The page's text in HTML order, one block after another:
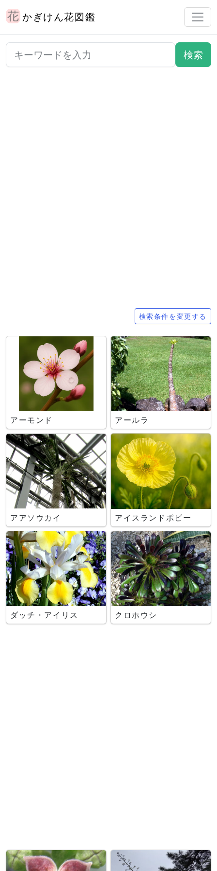
かぎけん花図鑑
検索条件を変更する
アーモンド アールラ
アアソウカイ アイスランドポピー
ダッチ・アイリス クロホウシ